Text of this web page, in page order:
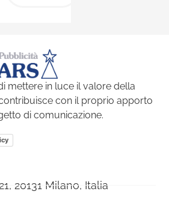
mettere in luce il valore della
con il proprio apporto
di comunicazione.
20131 Milano, Italia